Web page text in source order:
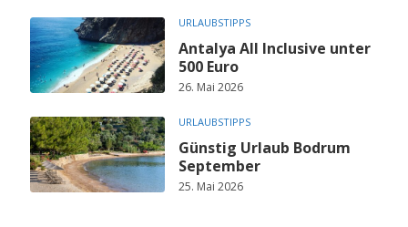
URLAUBSTIPPS
Antalya All Inclusive unter
500 Euro
26. Mai 2026
URLAUBSTIPPS
Günstig Urlaub Bodrum
September
25. Mai 2026